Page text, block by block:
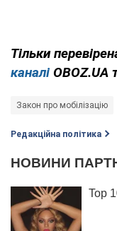
Тільки
каналі OBOZ.UA
Закон про мобілізацію
Редакційна політика